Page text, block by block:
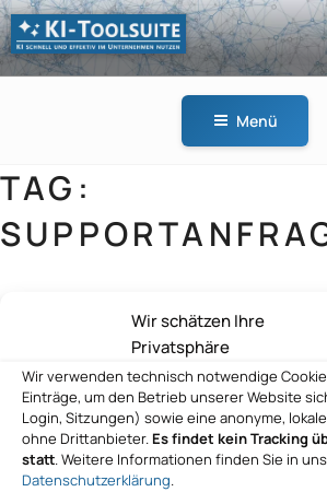
Wir schätzen Ihre
Privatsphäre
Wir verwenden technisch notwendige
Einträge, um den Betrieb unserer Website
Login, Sitzungen) sowie eine anonyme,
ohne Drittanbieter. Es findet kein Tracking
statt. Weitere Informationen finden Sie in
Datenschutzerklärung.
Zum
Inhalt
springen
KI-
Menü
TAG:
comselect GmbH